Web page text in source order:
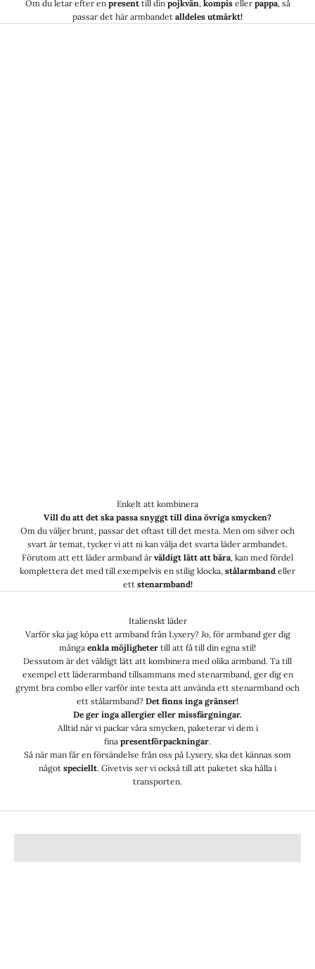
Om du letar efter en presenttill din pojkvän, kompiseller pappa, så
passar det här armbandet alldeles utmärkt!
Enkelt att kombinera
Vill du att det ska passa snyggt till dina övriga smycken?
Om du väljer brunt, passar det oftast till det mesta. Men om silver och
svart är temat, tycker vi att ni kan välja det svarta läder armbandet.
Förutom att ett läder armband är väldigt lätt att bära, kan med fördel
komplettera det med till exempelvis en stilig klocka, stålarmband eller
ett stenarmband!
Italienskt läder
Varför ska jag köpa ett armband från Lyxery? Jo, för armband ger dig
många enkla möjligheter till att få till din egna stil!
Dessutom är det väldigt lätt att kombinera med olika armband. Ta till
exempel ett läderarmband tillsammans med stenarmband, ger dig en
grymt bra combo eller varför inte testa att använda ett stenarmband och
ett stålarmband? Det finns inga gränser!
De ger inga allergier eller missfärgningar.
Alltid när vi packar våra smycken, paketerar vi dem i
fina presentförpackningar.
Så när man får en försändelse från oss på Lyxery, ska det kännas som
något speciellt. Givetvis ser vi också till att paketet ska hålla i
transporten.
halskedjor
Hängsmycken